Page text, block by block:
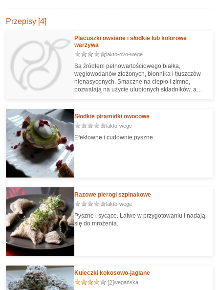
Przepisy [4]
Placuszki owsiane i słodkie lub kolorowe
warzywa
lakto-ovo-wege
Są źródłem pełnowartościowego białka,
węglowodanów złożonych, błonnika i tłuszczów
nienasyconych. Smaczne na ciepło i zimno,
pozwalają na użycie ulubionych składników, a
Słodkie piramidki owocowe
lakto-wege
Efektowne i cudownie pyszne.
Razowe pierogi szpinakowe
lakto-wege
Pyszne i sycące. Łatwe w przygotowaniu i nadają
się do mrożenia.
Kuleczki kokosowo-jaglane
[2]wegańska